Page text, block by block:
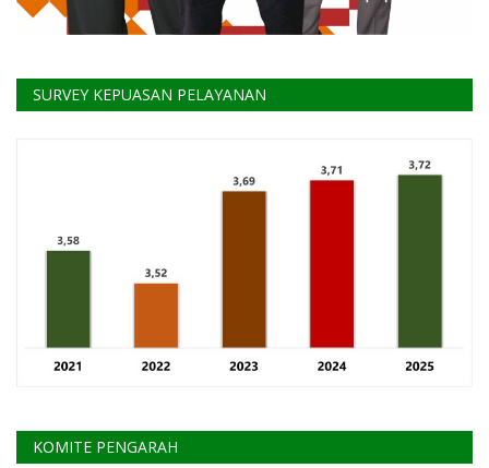
SURVEY KEPUASAN PELAYANAN
KOMITE PENGARAH